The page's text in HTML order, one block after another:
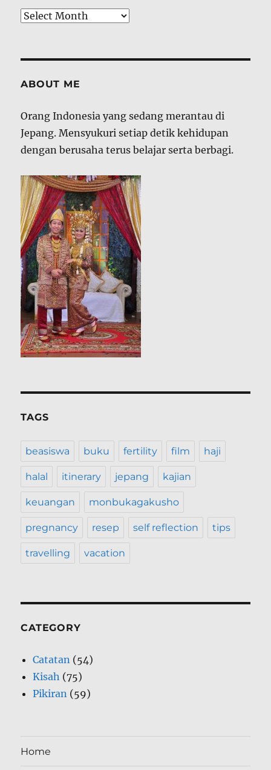
My
ABOUT ME
Orang Indonesia yang sedang merantau di
Jepang. Mensyukuri setiap detik kehidupan
dengan berusaha terus belajar serta berbagi.
TAGS
beasiswa buku fertility film haji
halal itinerary jepang kajian
keuangan monbukagakusho
pregnancy resep self reflection tips
travelling vacation
CATEGORY
Catatan (54)
Kisah (75)
Pikiran (59)
Home